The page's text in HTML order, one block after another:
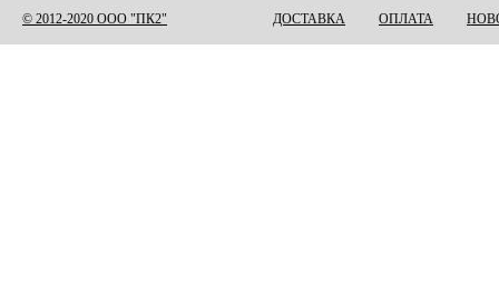
© 2012-2020 ООО "ПК2" ДОСТАВКА ОПЛАТА